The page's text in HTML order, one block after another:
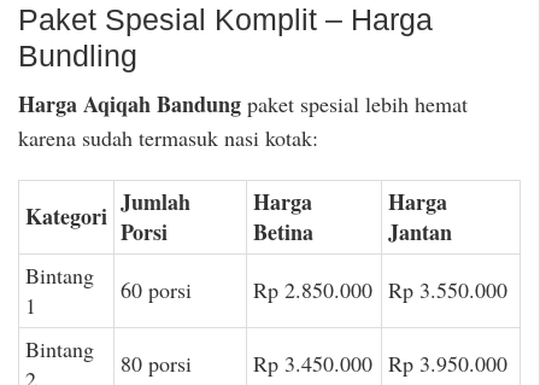
Paket Spesial Komplit – Harga
Bundling
Harga Aqiqah Bandung paket spesial lebih hemat
karena sudah termasuk nasi kotak:
Kategori Jumlah
Porsi
Harga
Betina
Harga
Jantan
Bintang
1
60 porsi Rp 2.850.000 Rp 3.550.000
Bintang
2
80 porsi Rp 3.450.000 Rp 3.950.000